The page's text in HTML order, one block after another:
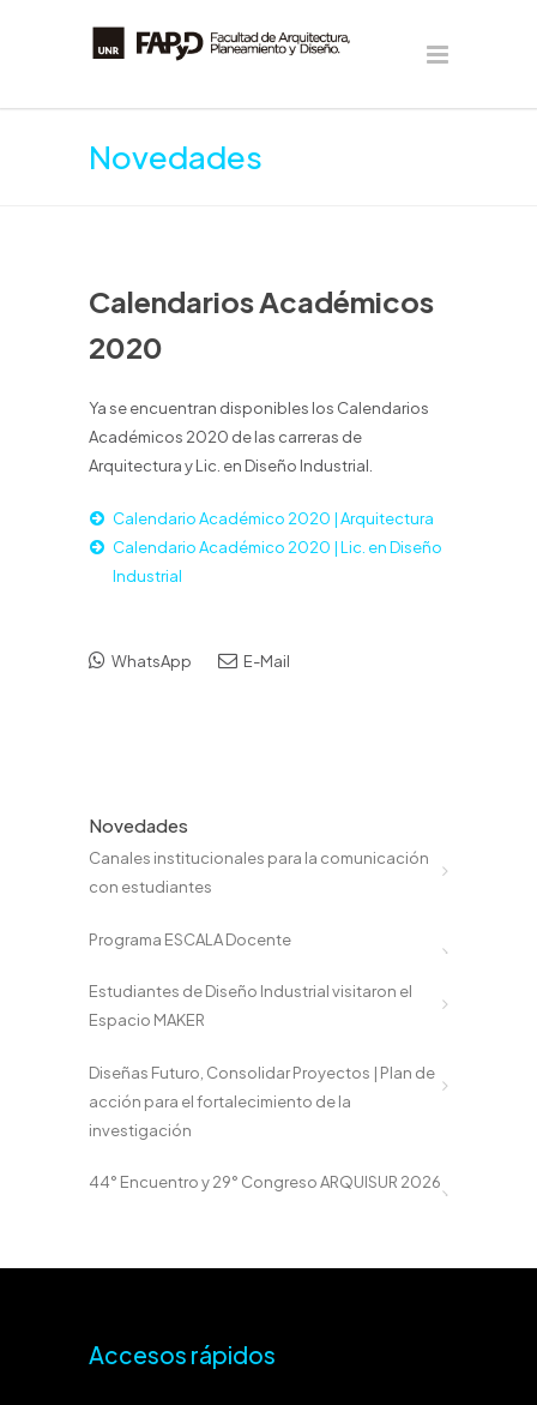
Novedades
Calendarios Académicos
2020
Ya se encuentran disponibles los Calendarios
Académicos 2020 de las carreras de
Arquitectura y Lic. en Diseño Industrial.
Calendario Académico 2020 | Arquitectura
Calendario Académico 2020 | Lic. en Diseño
Industrial
WhatsApp E-Mail
Novedades
Canales institucionales para la comunicación
con estudiantes
Programa ESCALA Docente
Estudiantes de Diseño Industrial visitaron el
Espacio MAKER
Diseñas Futuro, Consolidar Proyectos | Plan de
acción para el fortalecimiento de la
investigación
44° Encuentro y 29° Congreso ARQUISUR 2026
Accesos rápidos